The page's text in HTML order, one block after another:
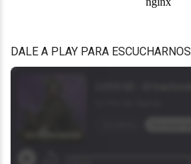
DALE A PLAY PARA ESCUCHARNOS